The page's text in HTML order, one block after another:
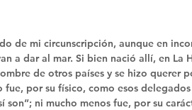
de mi circunscripción, aunque en
a dar al mar. Si bien nació allí, en La
de otros países y se hizo querer
por su físico, como esos
son”; ni mucho menos fue, por su